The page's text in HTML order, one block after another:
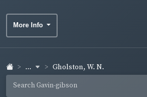
More Info
... Gholston, W. N.